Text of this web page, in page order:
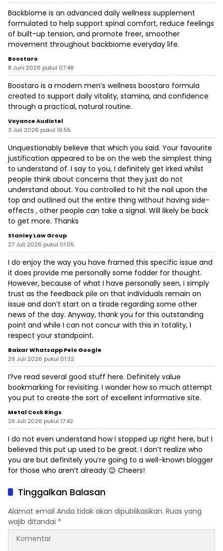
Backbiome is an advanced daily wellness supplement
formulated to help support spinal comfort, reduce feelings
of built-up tension, and promote freer, smoother
movement throughout backbiome everyday life.
Boostaro
8 Juni 2026 pukul 07:48
Boostaro is a modern men’s wellness boostaro formula
created to support daily vitality, stamina, and confidence
through a practical, natural routine.
Voyance Audiotel
3 Juli 2026 pukul 16:55
Unquestionably believe that which you said. Your favourite
justification appeared to be on the web the simplest thing
to understand of. I say to you, I definitely get irked whilst
people think about concerns that they just do not
understand about. You controlled to hit the nail upon the
top and outlined out the entire thing without having side-
effects , other people can take a signal. Will likely be back
to get more. Thanks
Stanley Law Group
27 Juli 2026 pukul 01:05
I do enjoy the way you have framed this specific issue and
it does provide me personally some fodder for thought.
However, because of what I have personally seen, I simply
trust as the feedback pile on that individuals remain on
issue and don’t start on a tirade regarding some other
news of the day. Anyway, thank you for this outstanding
point and while I can not concur with this in totality, I
respect your standpoint.
Baixar Whatsapp Pelo Google
29 Juli 2026 pukul 01:32
I?ve read several good stuff here. Definitely value
bookmarking for revisiting. I wonder how so much attempt
you put to create the sort of excellent informative site.
Metal Cock Rings
29 Juli 2026 pukul 17:42
I do not even understand how I stopped up right here, but I
believed this put up used to be great. I don’t realize who
you are but definitely you’re going to a well-known blogger
for those who aren’t already 😉 Cheers!
Tinggalkan Balasan
Alamat email Anda tidak akan dipublikasikan. Ruas yang
wajib ditandai *